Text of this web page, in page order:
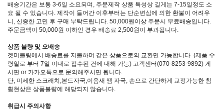
배송기간은 보통 3-6일 소요되며, 주문제작 상품 특성상 길게는 7-15일정도 소
요 될 수 있습니다. 제작이 들어간 이후부터는 단순변심에 의한 환불이 어려우
니, 신중한 고민 후 구매 부탁드립니다. 50,000원이상 주문시 무료배송입니다.
주문금액이 50,000원 이하인 경우 배송료 2,500원이 부과됩니다.
상품 불량 및 오배송
겟미블링에서 배송료를 지불하며 같은 상품으로의 교환만 가능합니다. (제품 수
령일로 부터 7일 이내로 접수된 건에 대해 가능) 고객센터(070-8253-9892) 게
시판 or 카카오톡으로 문의해주시면 됩니다.
단, 미세한 스크래치,본드자국,이음새 땜 자국, 손으로 간단하게 교정가능한 침
휨현상은 상품불량에 해당되지 않습니다.
취급시 주의사항